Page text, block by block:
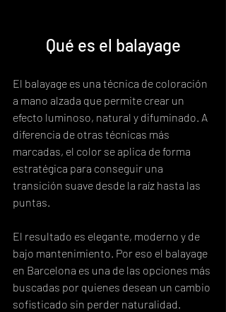
Qué es el balayage
El balayage es una técnica de coloración
a mano alzada que permite crear un
efecto luminoso, natural y difuminado. A
diferencia de otras técnicas más
marcadas, el color se aplica de forma
estratégica para conseguir una
transición suave desde la raíz hasta las
puntas.
El resultado es elegante, moderno y de
bajo mantenimiento. Por eso el balayage
en Barcelona es una de las opciones más
buscadas por quienes desean un cambio
sofisticado sin perder naturalidad.